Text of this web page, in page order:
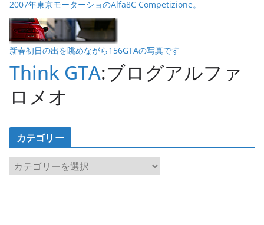
2007年東京モーターショのAlfa8C Competizione。
新春初日の出を眺めながら156GTAの写真です
Think GTA:ブログアルファ
ロメオ
カテゴリー
カ
テ